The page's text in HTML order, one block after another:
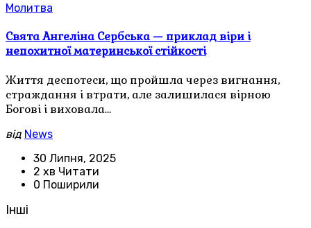
Молитва
Свята Ангеліна Сербська — приклад віри і
непохитної материнської стійкості
Життя деспотеси, що пройшла через вигнання,
страждання і втрати, але залишилася вірною
Богові і виховала…
від News
30 Липня, 2025
2 хв Читати
0 Поширили
Інші